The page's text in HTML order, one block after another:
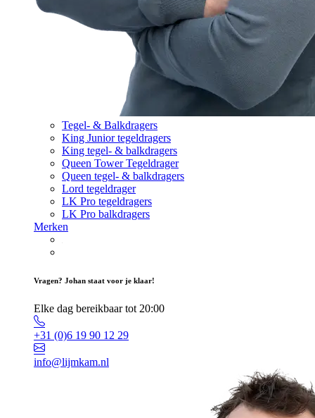
Tegel- & Balkdragers
King Junior tegeldragers
King tegel- & balkdragers
Queen Tower Tegeldrager
Queen tegel- & balkdragers
Lord tegeldrager
LK Pro tegeldragers
LK Pro balkdragers
Merken
Vragen? Johan staat voor je klaar!
Elke dag bereikbaar tot 20:00
+31 (0)6 19 90 12 29
info@lijmkam.nl